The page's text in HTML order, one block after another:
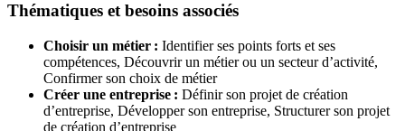
Thématiques et besoins associés
Choisir un métier : Identifier ses points forts et ses
compétences, Découvrir un métier ou un secteur d’activité,
Confirmer son choix de métier
Créer une entreprise : Définir son projet de création
d’entreprise, Développer son entreprise, Structurer son projet
de création d’entreprise